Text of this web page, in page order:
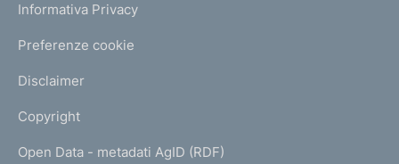
Informativa Privacy
Preferenze cookie
Disclaimer
Copyright
Open Data - metadati AgID (RDF)